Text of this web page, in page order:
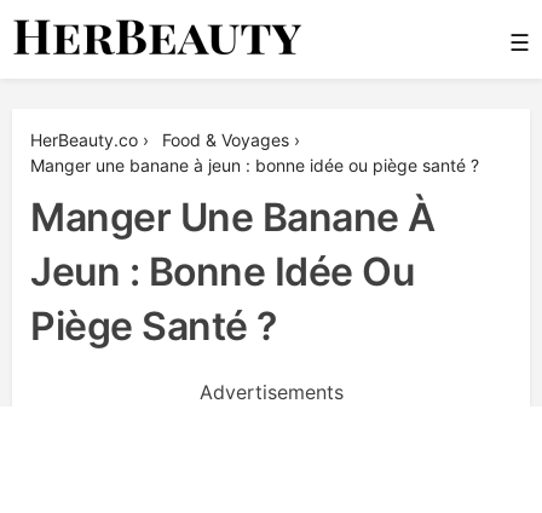
Skip
☰
HerBeauty.co › Food & Voyages ›
Manger une banane à jeun : bonne idée ou piège santé ?
Manger Une Banane À
Jeun : Bonne Idée Ou
Piège Santé ?
Advertisements